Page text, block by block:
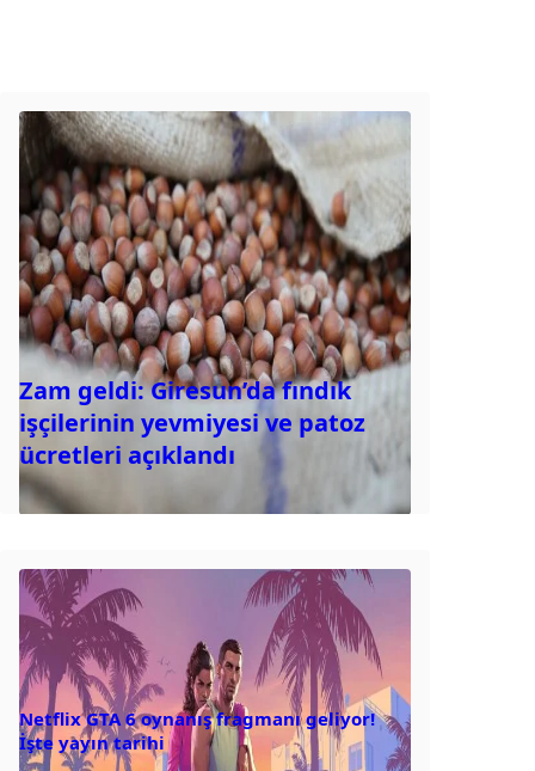
Zam geldi: Giresun’da fındık
işçilerinin yevmiyesi ve patoz
ücretleri açıklandı
Netflix GTA 6 oynanış fragmanı geliyor!
İşte yayın tarihi